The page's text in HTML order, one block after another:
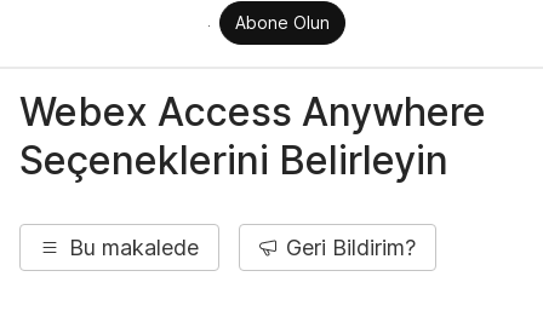
Abone Olun
Webex Access Anywhere
Seçeneklerini Belirleyin
Bu makalede Geri Bildirim?